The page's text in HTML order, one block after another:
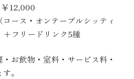
12,000
ース・オンテーブルシッティ
+フリードリンク5種
お飲物・室料・サービス料・
。